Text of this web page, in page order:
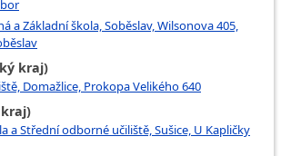
a Základní škola, Soběslav, Wilsonova 405,
kraj)
Domažlice, Prokopa Velikého 640
a Střední odborné učiliště, Sušice, U Kapličky